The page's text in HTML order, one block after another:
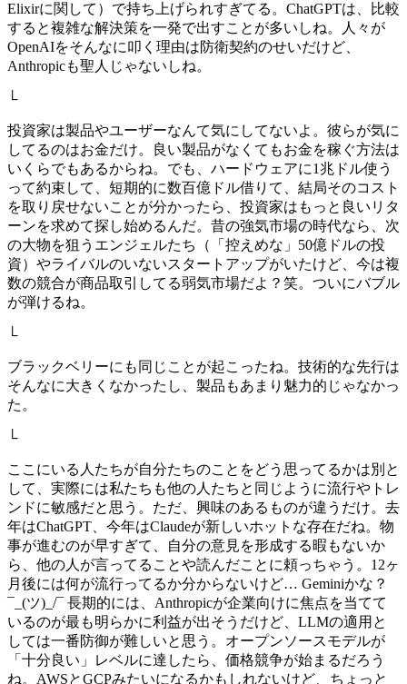
Elixirに関して）で持ち上げられすぎてる。ChatGPTは、比較
すると複雑な解決策を一発で出すことが多いしね。人々が
OpenAIをそんなに叩く理由は防衛契約のせいだけど、
Anthropicも聖人じゃないしね。
└
投資家は製品やユーザーなんて気にしてないよ。彼らが気に
してるのはお金だけ。良い製品がなくてもお金を稼ぐ方法は
いくらでもあるからね。でも、ハードウェアに1兆ドル使う
って約束して、短期的に数百億ドル借りて、結局そのコスト
を取り戻せないことが分かったら、投資家はもっと良いリタ
ーンを求めて探し始めるんだ。昔の強気市場の時代なら、次
の大物を狙うエンジェルたち（「控えめな」50億ドルの投
資）やライバルのいないスタートアップがいたけど、今は複
数の競合が商品取引してる弱気市場だよ？笑。ついにバブル
が弾けるね。
└
ブラックベリーにも同じことが起こったね。技術的な先行は
そんなに大きくなかったし、製品もあまり魅力的じゃなかっ
た。
└
ここにいる人たちが自分たちのことをどう思ってるかは別と
して、実際には私たちも他の人たちと同じように流行やトレ
ンドに敏感だと思う。ただ、興味のあるものが違うだけ。去
年はChatGPT、今年はClaudeが新しいホットな存在だね。物
事が進むのが早すぎて、自分の意見を形成する暇もないか
ら、他の人が言ってることや読んだことに頼っちゃう。12ヶ
月後には何が流行ってるか分からないけど… Geminiかな？
¯_(ツ)_/¯ 長期的には、Anthropicが企業向けに焦点を当てて
いるのが最も明らかに利益が出そうだけど、LLMの適用と
しては一番防御が難しいと思う。オープンソースモデルが
「十分良い」レベルに達したら、価格競争が始まるだろう
ね。AWSとGCPみたいになるかもしれないけど、ちょっと